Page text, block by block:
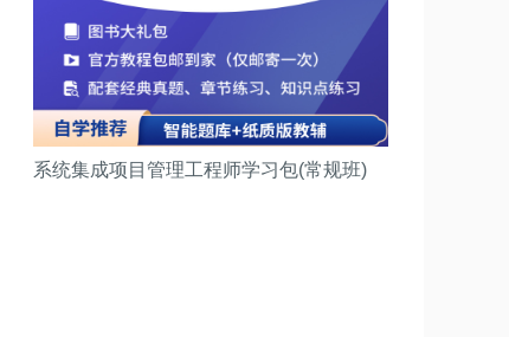
系统集成项目管理工程师学习包(常规班)